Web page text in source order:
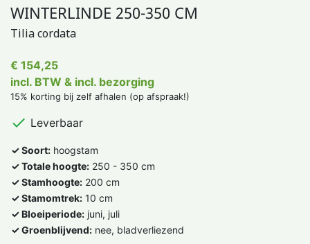
WINTERLINDE 250-350 CM
Tilia cordata
€ 154,25
incl. BTW & incl. bezorging
15% korting bij zelf afhalen (op afspraak!)
 Leverbaar
✓ Soort: hoogstam
✓ Totale hoogte: 250 - 350 cm
✓ Stamhoogte: 200 cm
✓ Stamomtrek: 10 cm
✓ Bloeiperiode: juni, juli
✓ Groenblijvend: nee, bladverliezend